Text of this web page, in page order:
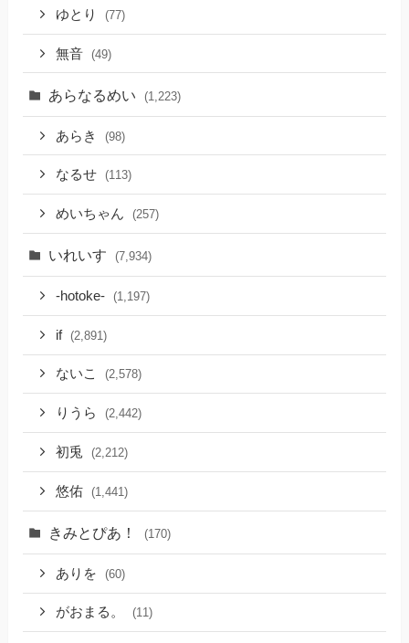
ゆとり (77)
無音 (49)
あらなるめい (1,223)
あらき (98)
なるせ (113)
めいちゃん (257)
いれいす (7,934)
-hotoke- (1,197)
if (2,891)
ないこ (2,578)
りうら (2,442)
初兎 (2,212)
悠佑 (1,441)
きみとぴあ！ (170)
ありを (60)
がおまる。 (11)